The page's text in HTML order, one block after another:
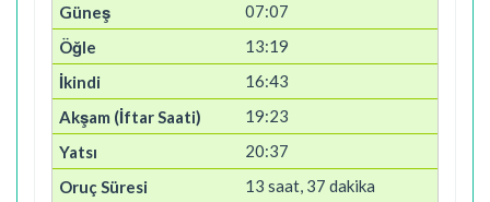
07:07
13:19
16:43
19:23
20:37
13 saat, 37 dakika